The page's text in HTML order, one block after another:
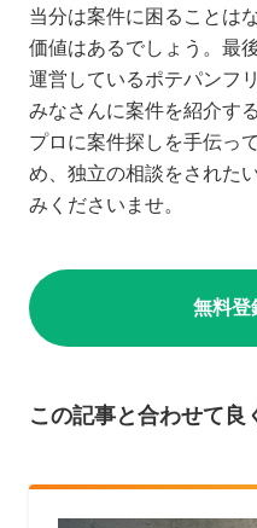
当分は案件に困ることは
価値はあるでしょう。最
運営しているポテパンフ
みなさんに案件を紹介す
プロに案件探しを手伝っ
め、独立の相談をされた
みくださいませ。
無料登
この記事と合わせて良